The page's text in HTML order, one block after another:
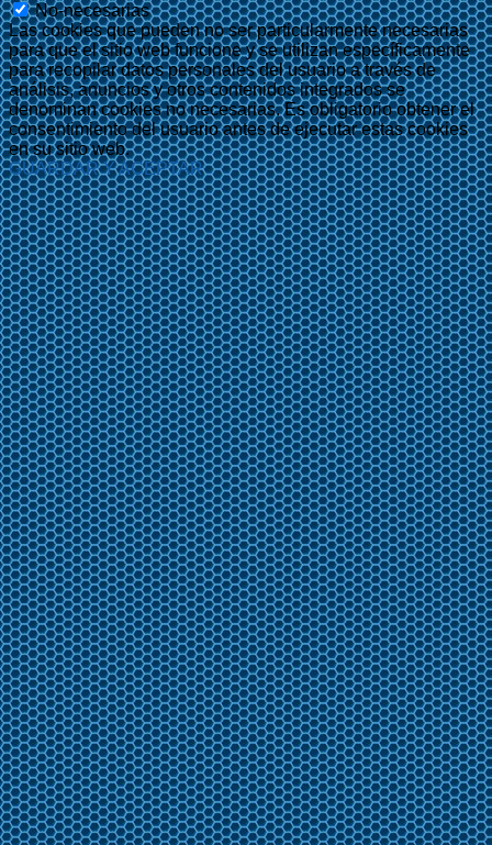
No-necesarias
Las cookies que pueden no ser particularmente necesarias
para que el sitio web funcione y se utilizan específicamente
para recopilar datos personales del usuario a través de
análisis, anuncios y otros contenidos integrados se
denominan cookies no necesarias. Es obligatorio obtener el
consentimiento del usuario antes de ejecutar estas cookies
en su sitio web.
GUARDAR Y ACEPTAR